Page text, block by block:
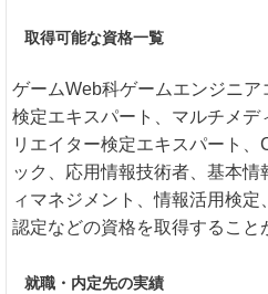
取得可能な資格一覧
ゲームWeb科ゲームエンジニ
検定エキスパート、マルチメデ
リエイター検定エキスパート
ック、応用情報技術者、基本
ィマネジメント、情報活用検
認定などの資格を取得すること
就職・内定先の実績